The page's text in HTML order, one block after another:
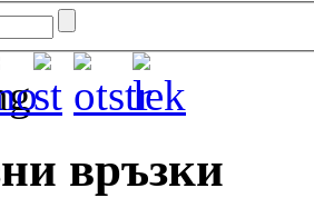
връзки